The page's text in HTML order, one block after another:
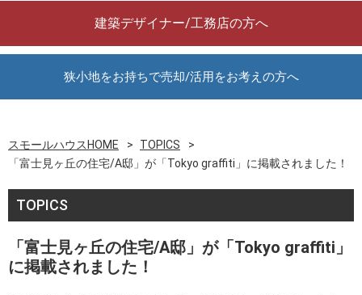
建築デザイナー/工務店の方へ
狭小地をお持ちで売却/活用をお考えの方へ
スモールハウスHOME
TOPICS
「富士見ヶ丘の住宅/A邸」が「Tokyo graffiti」に掲載されました！
TOPICS
「富士見ヶ丘の住宅/A邸」が「Tokyo graffiti」
に掲載されました！